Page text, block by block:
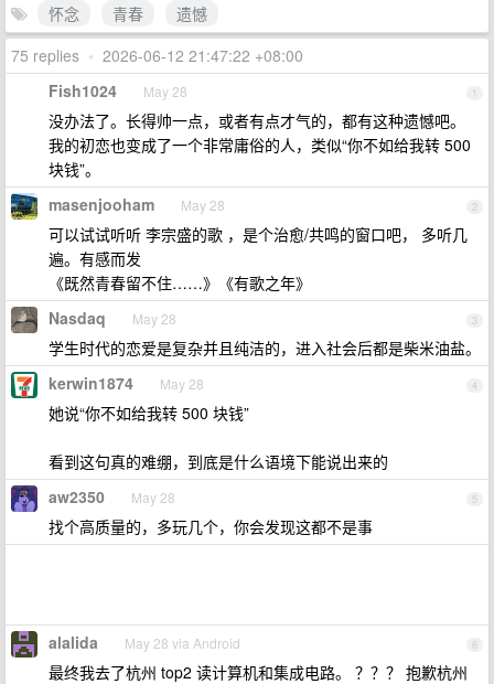
怀念 青春
遗憾
75 replies • 2026-06-12 21:47:22 +08:00
1
Fish1024 May 28
没办法了。长得帅一点，或者有点才气的，都有这种遗憾吧。
我的初恋也变成了一个非常庸俗的人，类似“你不如给我转 500
块钱”。
2
masenjooham May 28
可以试试听听 李宗盛的歌 ，是个治愈/共鸣的窗口吧， 多听几
遍。有感而发
《既然青春留不住……》《有歌之年》
3
Nasdaq May 28
学生时代的恋爱是复杂并且纯洁的，进入社会后都是柴米油盐。
4
kerwin1874 May 28
她说“你不如给我转 500 块钱”
看到这句真的难绷，到底是什么语境下能说出来的
5
aw2350 May 28
找个高质量的，多玩几个，你会发现这都不是事
6
alalida May 28 via Android
最终我去了杭州 top2 读计算机和集成电路。 ？？？ 抱歉杭州